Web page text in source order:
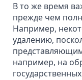
В то же время
прежде чем
Например,
удалению,
например, на